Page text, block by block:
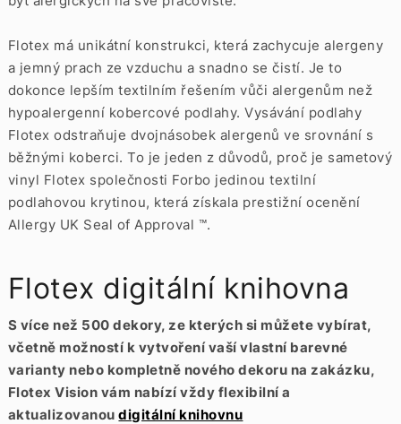
Flotex má unikátní konstrukci, která zachycuje alergeny
a jemný prach ze vzduchu a snadno se čistí. Je to
dokonce lepším textilním řešením vůči alergenům než
hypoalergenní kobercové podlahy. Vysávání podlahy
Flotex odstraňuje dvojnásobek alergenů ve srovnání s
běžnými koberci. To je jeden z důvodů, proč je sametový
vinyl Flotex společnosti Forbo jedinou textilní
podlahovou krytinou, která získala prestižní ocenění
Allergy UK Seal of Approval ™.
Flotex digitální knihovna
S více než 500 dekory, ze kterých si můžete vybírat,
včetně možností k vytvoření vaší vlastní barevné
varianty nebo kompletně nového dekoru na zakázku,
Flotex Vision vám nabízí vždy flexibilní a
aktualizovanou digitální knihovnu